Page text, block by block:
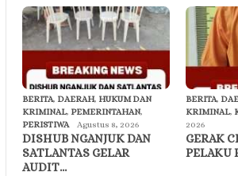
BERITA, DAERAH, HUKUM DAN
KRIMINAL, PEMERINTAHAN,
PERISTIWA
Agustus 8, 2026
DISHUB NGANJUK DAN
SATLANTAS GELAR
AUDIT…
BERITA,
KRIMINAL,
2026
GERAK
PELAKU